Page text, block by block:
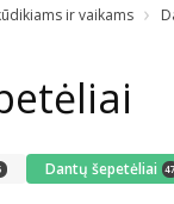
ir vaikams
Dantų šepetėliai 47